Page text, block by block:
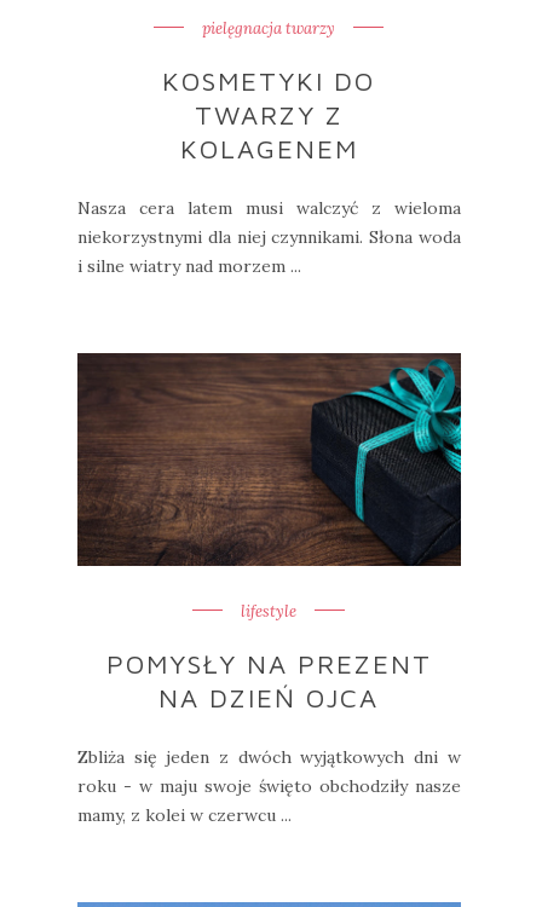
pielęgnacja twarzy
KOSMETYKI DO
TWARZY Z
KOLAGENEM
Nasza cera latem musi walczyć z wieloma
niekorzystnymi dla niej czynnikami. Słona woda
i silne wiatry nad morzem ...
lifestyle
POMYSŁY NA PREZENT
NA DZIEŃ OJCA
Zbliża się jeden z dwóch wyjątkowych dni w
roku - w maju swoje święto obchodziły nasze
mamy, z kolei w czerwcu ...